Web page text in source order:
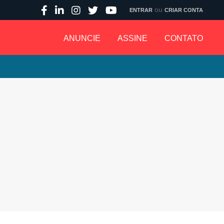
ANUNCIE ASSINE CONTATO
ENTRAR ou CRIAR CONTA